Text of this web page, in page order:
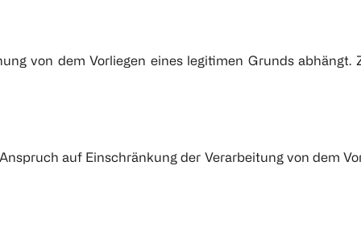
von dem Vorliegen eines legitimen Grunds abhängt.
auf Einschränkung der Verarbeitung von dem